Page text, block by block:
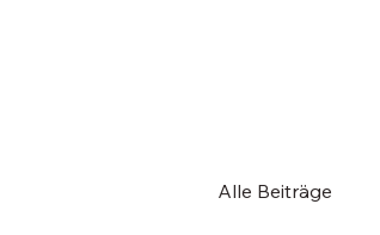
Alle Beiträge